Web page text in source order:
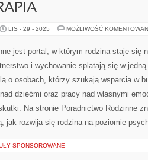
LIS - 29 - 2025 MOŻLIWOŚĆ
jest portal, w którym rodzina staje się
i wychowanie splatają się w
o osobach, którzy szukają wsparcia w
dziećmi oraz pracy nad własnymi
Na stronie Poradnictwo Rodzinne
jak rozwija się rodzina na poziomie
SPONSOROWANE